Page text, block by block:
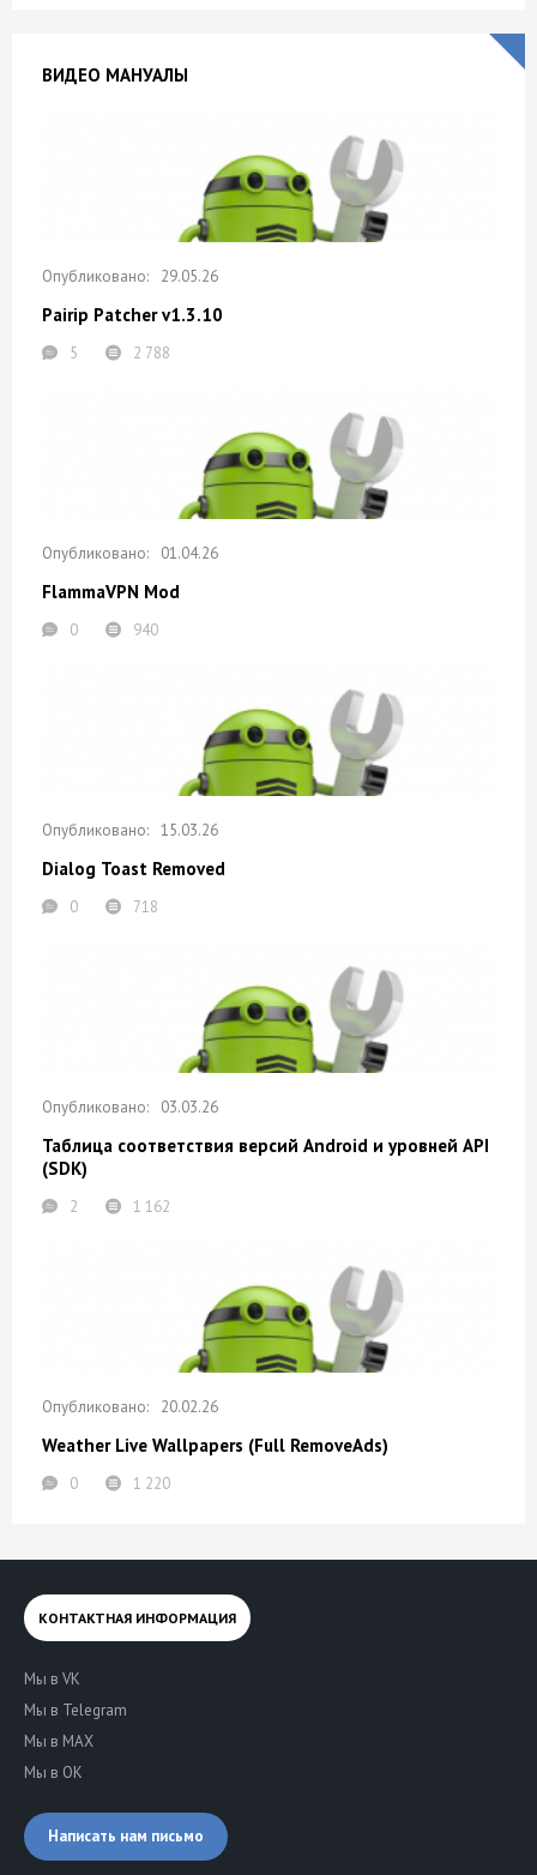
ВИДЕО МАНУАЛЫ
29.05.26
Pairip Patcher v1.3.10
5 2 788
01.04.26
FlammaVPN Mod
0 940
15.03.26
Dialog Toast Removed
0 718
03.03.26
Таблица соответствия версий Android и уровней API
(SDK)
2 1 162
20.02.26
Weather Live Wallpapers (Full RemoveAds)
0 1 220
КОНТАКТНАЯ ИНФОРМАЦИЯ
Мы в VK
Мы в Telegram
Мы в MAX
Мы в OK
Написать нам письмо